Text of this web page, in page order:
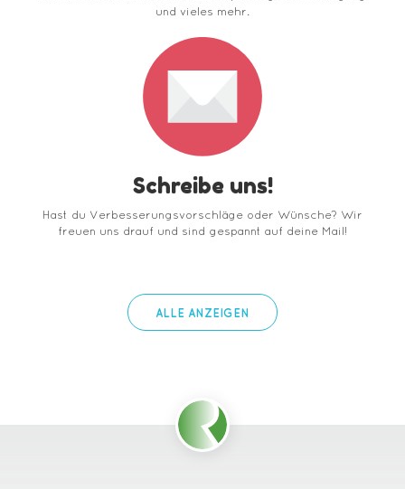
und vieles mehr.
Schreibe uns!
Hast du Verbesserungsvorschläge oder Wünsche? Wir
freuen uns drauf und sind gespannt auf deine Mail!
ALLE ANZEIGEN